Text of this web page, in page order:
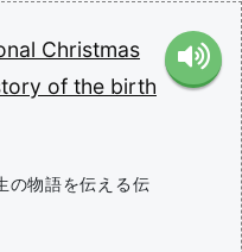
Christmas
of the birth
の物語を伝える伝